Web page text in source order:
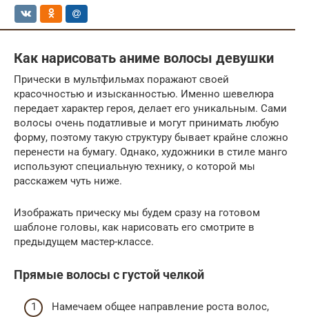
Как нарисовать аниме волосы девушки
Прически в мультфильмах поражают своей
красочностью и изысканностью. Именно шевелюра
передает характер героя, делает его уникальным. Сами
волосы очень податливые и могут принимать любую
форму, поэтому такую структуру бывает крайне сложно
перенести на бумагу. Однако, художники в стиле манго
используют специальную технику, о которой мы
расскажем чуть ниже.
Изображать прическу мы будем сразу на готовом
шаблоне головы, как нарисовать его смотрите в
предыдущем мастер-классе.
Прямые волосы с густой челкой
Намечаем общее направление роста волос,